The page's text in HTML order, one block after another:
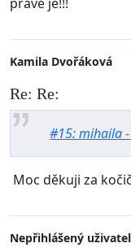
Kamila Dvořáková
Re: Re:
#15: mihaila -
Moc děkuji za
Nepřihlášený uživatel